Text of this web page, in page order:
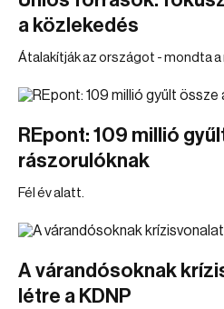
a közlekedés
Átalakítják az országot - mondta
REpont: 109 millió
rászorulóknak
Fél év alatt.
A várandósoknak
létre a KDNP